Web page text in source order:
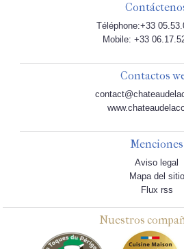
Téléphone:+33
Mobile: +33
Contactos
Menciones
Aviso legal
Mapa del sitio
Flux rss
Nuestros